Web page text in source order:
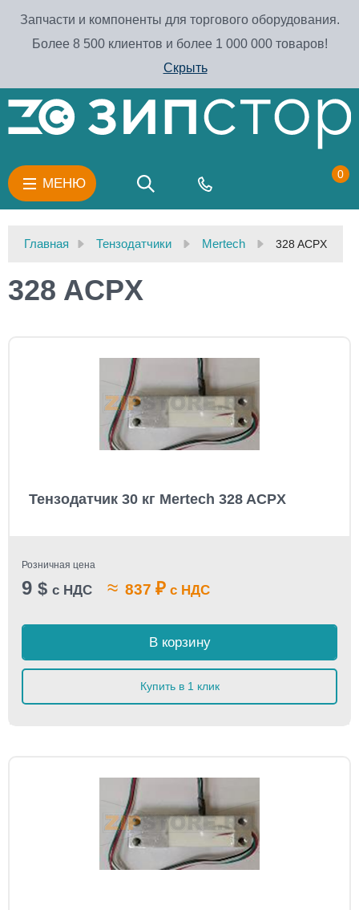
Запчасти и компоненты для торгового оборудования.
Более 8 500 клиентов и более 1 000 000 товаров!
Скрыть
МЕНЮ
0
Главная Тензодатчики Mertech 328 ACPX
328 ACPX
Тензодатчик 30 кг Mertech 328 ACPX
Розничная цена
9 $ с НДС ≈ 837 ₽ с НДС
В корзину
Купить в 1 клик